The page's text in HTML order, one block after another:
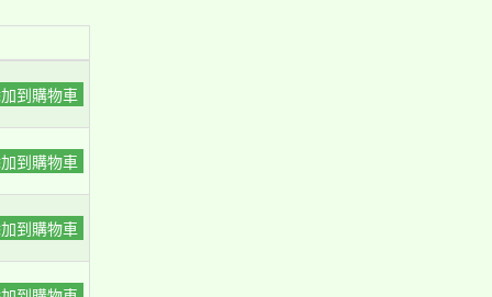
到購物車
到購物車
到購物車